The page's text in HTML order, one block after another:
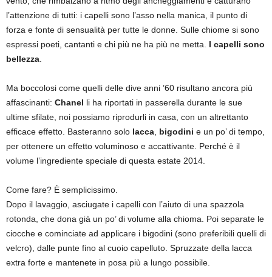
l’attenzione di tutti: i capelli sono l’asso nella manica, il punto di
forza e fonte di sensualità per tutte le donne. Sulle chiome si sono
espressi poeti, cantanti e chi più ne ha più ne metta.
I capelli sono
bellezza
Ma boccolosi come quelli delle dive anni ’60 risultano ancora più
affascinanti: Chanel li ha riportati in passerella durante le sue
ultime sfilate, noi possiamo riprodurli in casa, con un altrettanto
efficace effetto. Basteranno solo lacca bigodini e un po’ di tempo,
per ottenere un effetto voluminoso e accattivante. Perché è il
volume l’ingrediente speciale di questa estate 2014.
Come fare? È semplicissimo.
Dopo il lavaggio, asciugate i capelli con l’aiuto di una spazzola
rotonda, che dona già un po’ di volume alla chioma. Poi separate le
ciocche e cominciate ad applicare i bigodini (sono preferibili quelli di
velcro), dalle punte fino al cuoio capelluto. Spruzzate della lacca
extra forte e mantenete in posa più a lungo possibile.